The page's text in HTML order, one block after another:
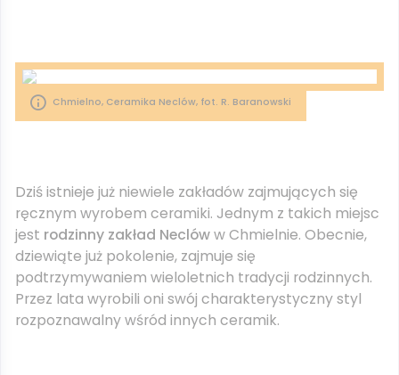
Chmielno, Ceramika Neclów, fot. R. Baranowski
Dziś istnieje już niewiele zakładów zajmujących się
ręcznym wyrobem ceramiki. Jednym z takich miejsc
jest rodzinny zakład Neclóww Chmielnie. Obecnie,
dziewiąte już pokolenie, zajmuje się
podtrzymywaniem wieloletnich tradycji rodzinnych.
Przez lata wyrobili oni swój charakterystyczny styl
rozpoznawalny wśród innych ceramik.